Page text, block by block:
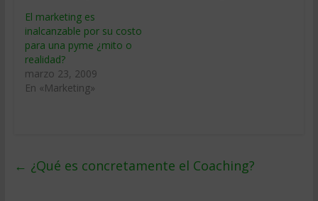
El marketing es
inalcanzable por su costo
para una pyme ¿mito o
realidad?
marzo 23, 2009
En «Marketing»
← ¿Qué es concretamente el Coaching?